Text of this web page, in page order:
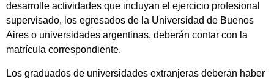
desarrolle actividades que incluyan el ejercicio profesional
supervisado, los egresados de la Universidad de Buenos
Aires o universidades argentinas, deberán contar con la
matrícula correspondiente.
Los graduados de universidades extranjeras deberán haber